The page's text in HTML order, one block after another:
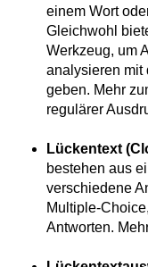
einem Wort
Gleichwohl
Werkzeug, um
analysieren mit
geben. Mehr
regulärer
Lückentext
bestehen aus
verschiedene
Multiple-
Antworten.